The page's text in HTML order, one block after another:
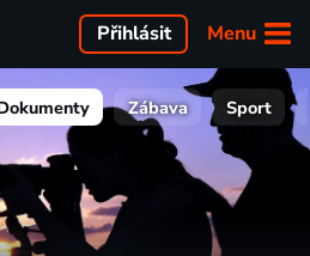
Menu
Přihlásit
Zábava Sport